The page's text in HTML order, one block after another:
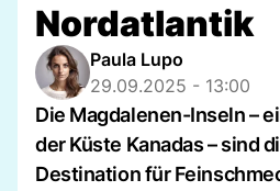
Nordatlantik
Paula Lupo
29.09.2025 - 13:00
Die Magdalenen-Inseln –
der Küste Kanadas – sind
Destination für